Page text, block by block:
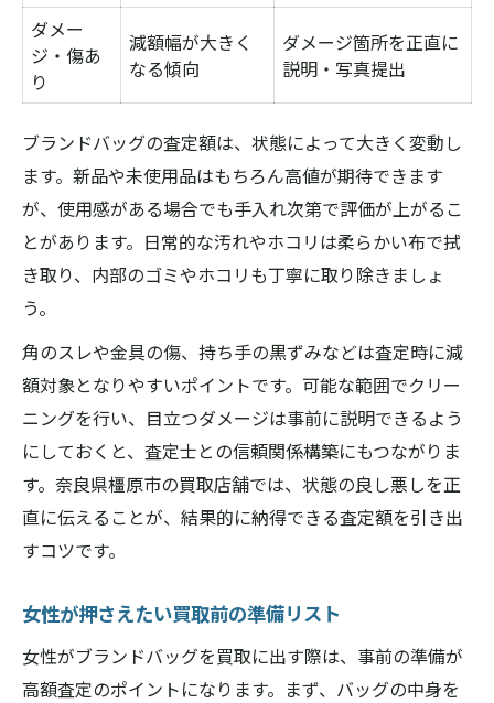
ダメー
ジ・傷あ
り
減額幅が大きく
なる傾向
ダメージ箇所を正直に
説明・写真提出
ブランドバッグの査定額は、状態によって大きく変動し
ます。新品や未使用品はもちろん高値が期待できます
が、使用感がある場合でも手入れ次第で評価が上がるこ
とがあります。日常的な汚れやホコリは柔らかい布で拭
き取り、内部のゴミやホコリも丁寧に取り除きましょ
う。
角のスレや金具の傷、持ち手の黒ずみなどは査定時に減
額対象となりやすいポイントです。可能な範囲でクリー
ニングを行い、目立つダメージは事前に説明できるよう
にしておくと、査定士との信頼関係構築にもつながりま
す。奈良県橿原市の買取店舗では、状態の良し悪しを正
直に伝えることが、結果的に納得できる査定額を引き出
すコツです。
女性が押さえたい買取前の準備リスト
女性がブランドバッグを買取に出す際は、事前の準備が
高額査定のポイントになります。まず、バッグの中身を